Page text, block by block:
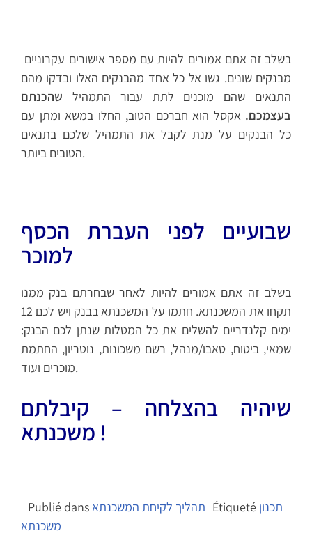
בשלב זה אתם אמורים להיות עם מספר אישורים עקרוניים
מבנקים שונים. גשו אל כל אחד מהבנקים האלו ובדקו מהם
התנאים שהם מוכנים לתת עבור התמהיל שהכנתם
בעצמכם.אקסל הוא חברכם הטוב, החלו במשא ומתן עם
כל הבנקים על מנת לקבל את התמהיל שלכם בתנאים
הטובים ביותר.
שבועיים לפני העברת הכסף
למוכר
בשלב זה אתם אמורים להיות לאחר שבחרתם בנק ממנו
תקחו את המשכנתא. חתמו על המשכנתא בבנק ויש לכם 12
ימים קלנדריים להשלים את כל המטלות שנתן לכם הבנק:
שמאי, ביטוח, טאבו/מנהל, רשם משכונות, נוטריון, החתמת
מוכרים ועוד.
שיהיה בהצלחה – קיבלתם
משכנתא !
Publié dans תהליך לקיחת המשכנתא Étiqueté תכנון
משכנתא